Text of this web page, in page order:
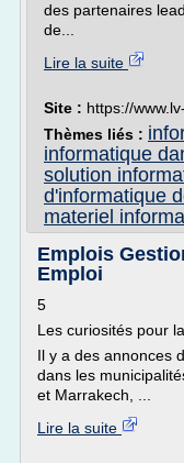
des partenaires
de...
Lire la suite
Site : https://
Thèmes liés :
informatique
solution
d'informatique
materiel
Emplois
Emploi
5
Les curiosités pour
Il y a des annonces
dans les
et Marrakech, ...
Lire la suite